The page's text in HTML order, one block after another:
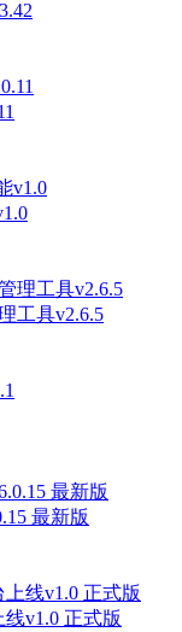
工具v2.6.5
最新版
v1.0 正式版